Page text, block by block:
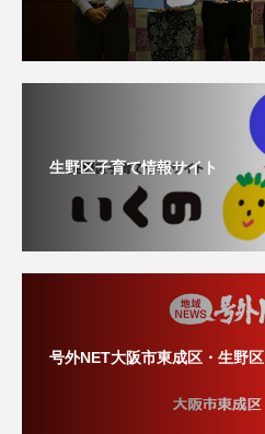
生野区子育て情報サイト
号外NET大阪市東成区・生野区